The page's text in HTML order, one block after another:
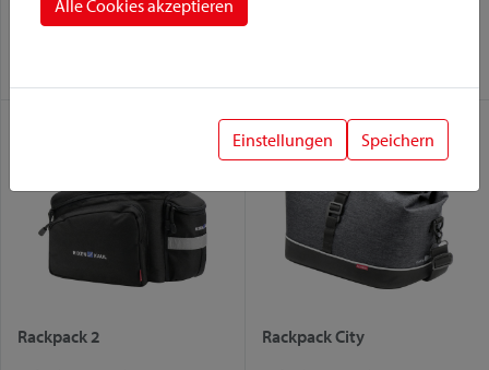
Racktime
Rackpack
Rackpack 2 Rackpack City
Alle Cookies akzeptieren
Einstellungen Speichern